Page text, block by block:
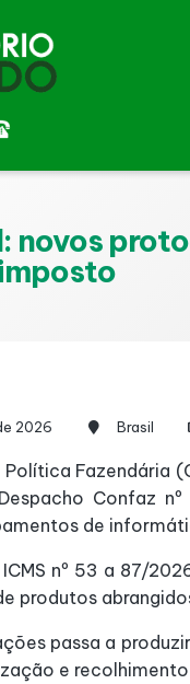
novos
2026 Brasil
Política Fazendária
Confaz
de
nº 53 a 87/
produtos
passa a
e